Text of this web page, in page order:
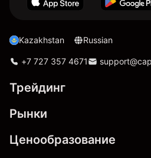
Kazakhstan Russian
+7 727 357 4671
Трейдинг
Рынки
Ценообразование